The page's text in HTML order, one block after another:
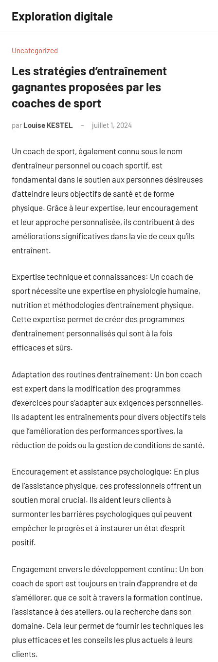
contenu
Exploration digitale
Uncategorized
Les stratégies d’entraînement
gagnantes proposées par les
coaches de sport
par Louise KESTEL juillet 1, 2024
Un coach de sport, également connu sous le nom
d’entraîneur personnel ou coach sportif, est
fondamental dans le soutien aux personnes désireuses
d’atteindre leurs objectifs de santé et de forme
physique. Grâce à leur expertise, leur encouragement
et leur approche personnalisée, ils contribuent à des
améliorations significatives dans la vie de ceux qu’ils
entraînent.
Expertise technique et connaissances: Un coach de
sport nécessite une expertise en physiologie humaine,
nutrition et méthodologies d’entraînement physique.
Cette expertise permet de créer des programmes
d’entraînement personnalisés qui sont à la fois
efficaces et sûrs.
Adaptation des routines d’entraînement: Un bon coach
est expert dans la modification des programmes
d’exercices pour s’adapter aux exigences personnelles.
Ils adaptent les entraînements pour divers objectifs tels
que l’amélioration des performances sportives, la
réduction de poids ou la gestion de conditions de santé.
Encouragement et assistance psychologique: En plus
de l’assistance physique, ces professionnels offrent un
soutien moral crucial. Ils aident leurs clients à
surmonter les barrières psychologiques qui peuvent
empêcher le progrès et à instaurer un état d’esprit
positif.
Engagement envers le développement continu: Un bon
coach de sport est toujours en train d’apprendre et de
s’améliorer, que ce soit à travers la formation continue,
l’assistance à des ateliers, ou la recherche dans son
domaine. Cela leur permet de fournir les techniques les
plus efficaces et les conseils les plus actuels à leurs
clients.